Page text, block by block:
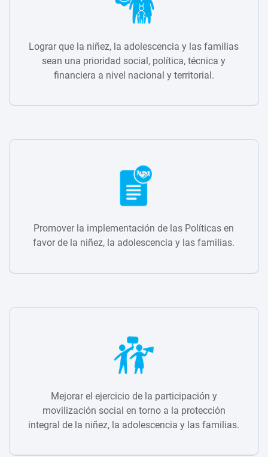
Lograr que la niñez, la adolescencia y las familias
sean una prioridad social, política, técnica y
financiera a nivel nacional y territorial.
Promover la implementación de las Políticas en
favor de la niñez, la adolescencia y las familias.
Mejorar el ejercicio de la participación y
movilización social en torno a la protección
integral de la niñez, la adolescencia y las familias.